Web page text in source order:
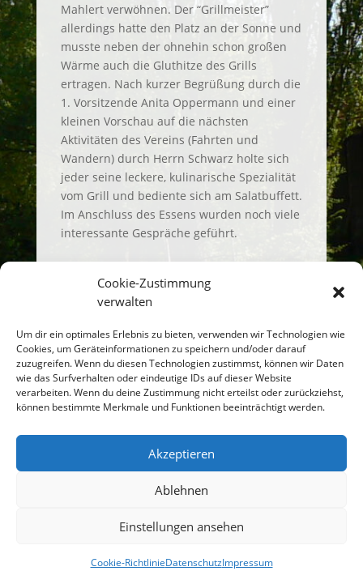
Cookie-Zustimmung
verwalten
Um dir ein optimales Erlebnis zu bieten, verwenden wir Technologien wie
Cookies, um Geräteinformationen zu speichern und/oder darauf
zuzugreifen. Wenn du diesen Technologien zustimmst, können wir Daten
wie das Surfverhalten oder eindeutige IDs auf dieser Website
verarbeiten. Wenn du deine Zustimmung nicht erteilst oder zurückziehst,
können bestimmte Merkmale und Funktionen beeinträchtigt werden.
Akzeptieren
Ablehnen
Einstellungen ansehen
Cookie-RichtlinieDatenschutzImpressum
Mahlert verwöhnen. Der “Grillmeister”
allerdings hatte den Platz an der Sonne und
musste neben der ohnehin schon großen
Wärme auch die Gluthitze des Grills
ertragen. Nach kurzer Begrüßung durch die
1. Vorsitzende Anita Oppermann und einer
kleinen Vorschau auf die nächsten
Aktivitäten des Vereins (Fahrten und
Wandern) durch Herrn Schwarz holte sich
jeder seine leckere, kulinarische Spezialität
vom Grill und bediente sich am Salatbuffett.
Im Anschluss des Essens wurden noch viele
interessante Gespräche geführt.
Einen Kommentar
abschicken
Du musstangemeldetsein, um einen
Kommentar abzugeben.
e.V.